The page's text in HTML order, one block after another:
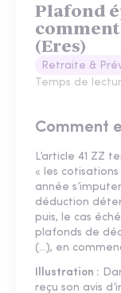
Plafond
comment
(Eres)
Retraite &
Temps de
Comment
L’article 41 ZZ
« les
année
déduction
puis, le cas
plafonds de
(…), en
Illustration :
reçu son avis